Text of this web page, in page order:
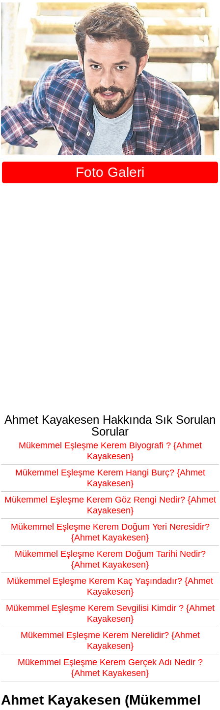
Foto Galeri
Ahmet Kayakesen Hakkında Sık Sorulan
Sorular
Mükemmel Eşleşme Kerem Biyografi ? {Ahmet
Kayakesen}
Mükemmel Eşleşme Kerem Hangi Burç? {Ahmet
Kayakesen}
Mükemmel Eşleşme Kerem Göz Rengi Nedir? {Ahmet
Kayakesen}
Mükemmel Eşleşme Kerem Doğum Yeri Neresidir?
{Ahmet Kayakesen}
Mükemmel Eşleşme Kerem Doğum Tarihi Nedir?
{Ahmet Kayakesen}
Mükemmel Eşleşme Kerem Kaç Yaşındadır? {Ahmet
Kayakesen}
Mükemmel Eşleşme Kerem Sevgilisi Kimdir ? {Ahmet
Kayakesen}
Mükemmel Eşleşme Kerem Nerelidir? {Ahmet
Kayakesen}
Mükemmel Eşleşme Kerem Gerçek Adı Nedir ?
{Ahmet Kayakesen}
Ahmet Kayakesen (Mükemmel